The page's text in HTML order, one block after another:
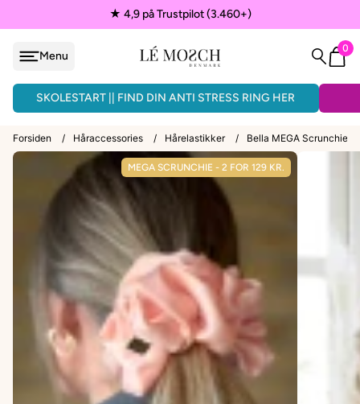
★ 4,9 på Trustpilot (3.460+)
Menu
0
SKOLESTART || FIND DIN ANTI STRESS RING HER
ARMBÅND - 3 FOR 150KR.
Forsiden / Håraccessories / Hårelastikker / Bella MEGA Scrunchie i
MEGA SCRUNCHIE - 2 FOR 129 KR.